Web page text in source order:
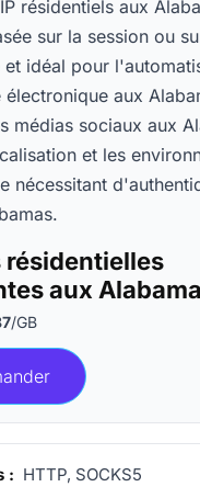
résidentiels aux
sur la session ou
et idéal pour
aux
médias sociaux aux
et les
nécessitant
résidentielles
aux Alabama
/GB
: HTTP, SOCKS5